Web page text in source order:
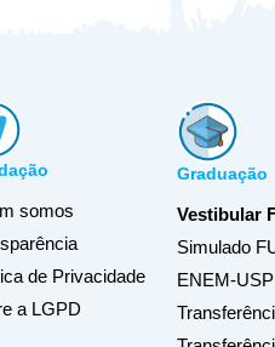
somos
de Privacidade
a LGPD
Graduação
Vestibular
Simulado
ENEM-USP